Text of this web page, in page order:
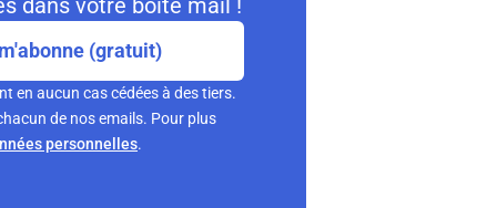
dans votre boite mail !
(gratuit)
en aucun cas cédées à des tiers.
de nos emails. Pour plus
personnelles.